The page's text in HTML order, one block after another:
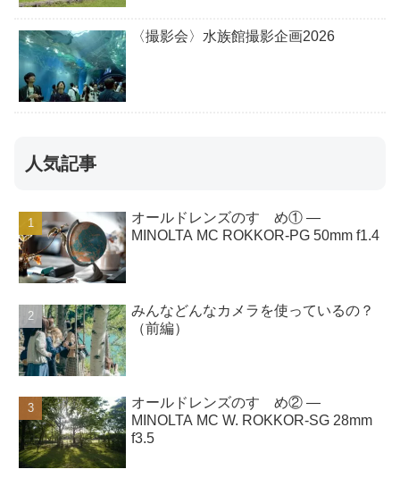
〈撮影会〉水族館撮影企画2026
人気記事
オールドレンズのすゝめ① ―
MINOLTA MC ROKKOR-PG 50mm f1.4
みんなどんなカメラを使っているの？
（前編）
オールドレンズのすゝめ② ―
MINOLTA MC W. ROKKOR-SG 28mm
f3.5